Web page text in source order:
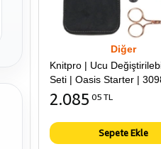
Diğer
Knitpro | Ucu
Seti | Oasis Starter |
2.085 05 TL
Sepete Ekle